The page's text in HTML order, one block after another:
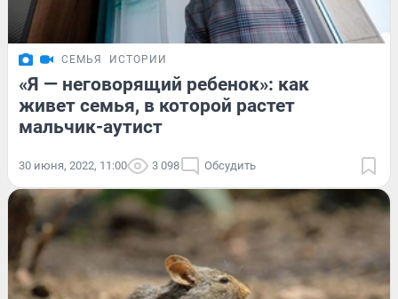
СЕМЬЯ ИСТОРИИ
«Я — неговорящий ребенок»: как
живет семья, в которой растет
мальчик-аутист
30 июня, 2022, 11:00 3 098 Обсудить